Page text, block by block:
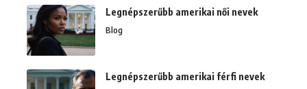
Legnépszerűbb amerikai női nevek
Blog
Legnépszerűbb amerikai férfi nevek